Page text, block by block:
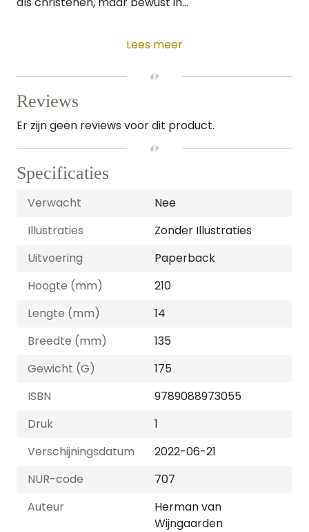
Lees meer
Reviews
Er zijn geen reviews voor dit product.
Specificaties
Verwacht
Nee
Illustraties
Zonder Illustraties
Uitvoering
Paperback
Hoogte (mm)
210
Lengte (mm)
14
Breedte (mm)
135
Gewicht (G)
175
ISBN
9789088973055
Druk
1
Verschijningsdatum
2022-06-21
NUR-code
707
Auteur
Herman van
Wijngaarden